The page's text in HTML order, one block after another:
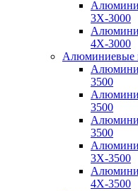
3X-3000
4X-3000
Алюминиевые
3500
3500
3500
3X-3500
4X-3500